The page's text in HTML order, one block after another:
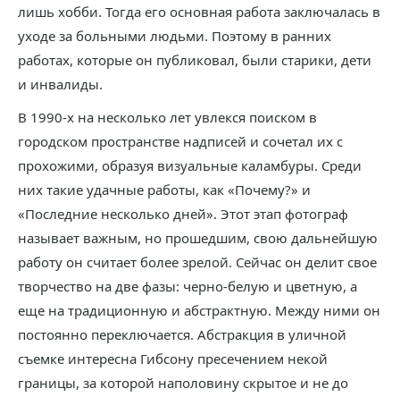
лишь хобби. Тогда его основная работа заключалась в
уходе за больными людьми. Поэтому в ранних
работах, которые он публиковал, были старики, дети
и инвалиды.
В 1990-х на несколько лет увлекся поиском в
городском пространстве надписей и сочетал их с
прохожими, образуя визуальные каламбуры. Среди
них такие удачные работы, как «Почему?» и
«Последние несколько дней». Этот этап фотограф
называет важным, но прошедшим, свою дальнейшую
работу он считает более зрелой. Сейчас он делит свое
творчество на две фазы: черно-белую и цветную, а
еще на традиционную и абстрактную. Между ними он
постоянно переключается. Абстракция в уличной
съемке интересна Гибсону пресечением некой
границы, за которой наполовину скрытое и не до